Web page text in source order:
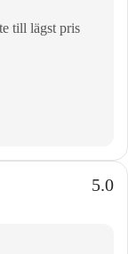
till lägst pris
5.0